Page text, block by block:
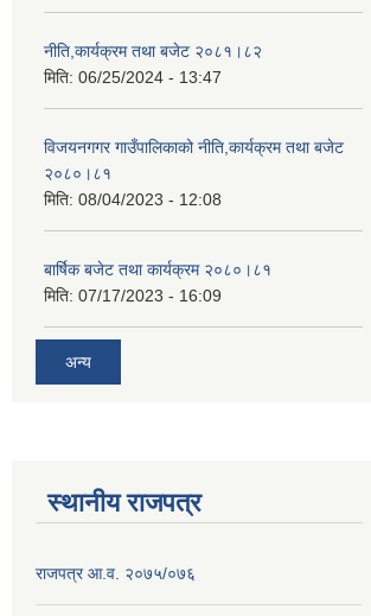
नीति,कार्यक्रम तथा बजेट २०८१।८२
मिति: 06/25/2024 - 13:47
विजयनगगर गाउँपालिकाको नीति,कार्यक्रम तथा बजेट
२०८०।८१
मिति: 08/04/2023 - 12:08
बार्षिक बजेट तथा कार्यक्रम २०८०।८१
मिति: 07/17/2023 - 16:09
अन्य
स्थानीय राजपत्र
राजपत्र आ.व. २०७५/०७६